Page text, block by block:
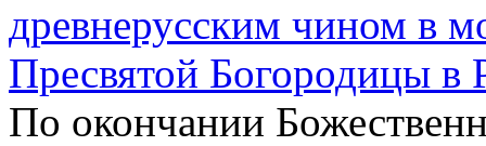
древнерусским чином в
Пресвятой Богородицы в
По окончании